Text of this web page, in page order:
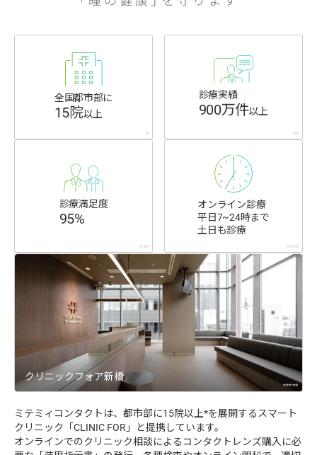
全国都市部に
15院以上
*
診療実績
900万件以上
**
診療満足度
95%
***
オンライン診療
平日7~24時まで
土日も診療
****
クリニックフォア新橋
*****
ミテミィコンタクトは、都市部に15院以上*を展開するスマート
クリニック「CLINIC FOR」と提携しています。
オンラインでのクリニック相談によるコンタクトレンズ購入に必